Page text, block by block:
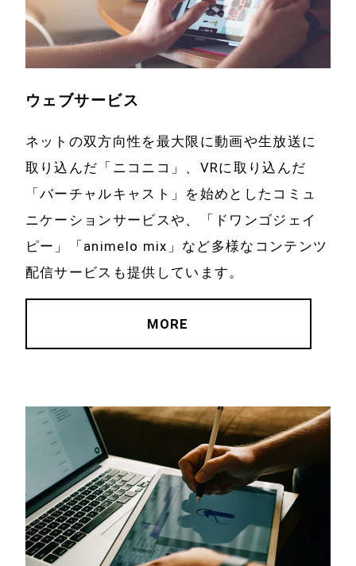
ウェブサービス
ネットの双方向性を最大限に動画や生放送に
取り込んだ「ニコニコ」、VRに取り込んだ
「バーチャルキャスト」を始めとしたコミュ
ニケーションサービスや、「ドワンゴジェイ
ピー」「animelo mix」など多様なコンテンツ
配信サービスも提供しています。
MORE